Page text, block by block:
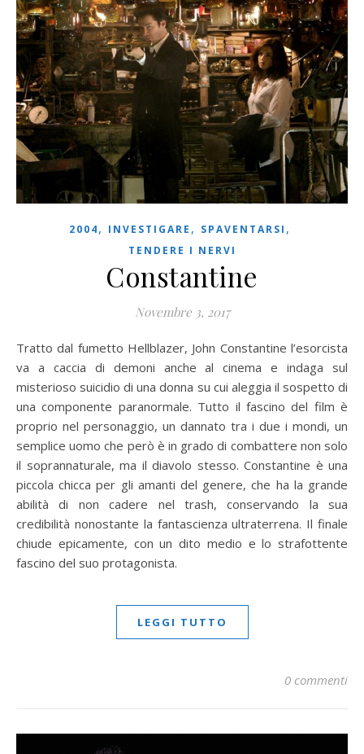
2004, INVESTIGARE , SPAVENTARSI ,
TENDERE I NERVI
Constantine
Novembre 3, 2017
Tratto dal fumetto Hellblazer, John Constantine l’esorcista
va a caccia di demoni anche al cinema e indaga sul
misterioso suicidio di una donna su cui aleggia il sospetto di
una componente paranormale. Tutto il fascino del film è
proprio nel personaggio, un dannato tra i due i mondi, un
semplice uomo che però è in grado di combattere non solo
il soprannaturale, ma il diavolo stesso. Constantine è una
piccola chicca per gli amanti del genere, che ha la grande
abilità di non cadere nel trash, conservando la sua
credibilità nonostante la fantascienza ultraterrena. Il finale
chiude epicamente, con un dito medio e lo strafottente
fascino del suo protagonista.
LEGGI TUTTO
0 commenti